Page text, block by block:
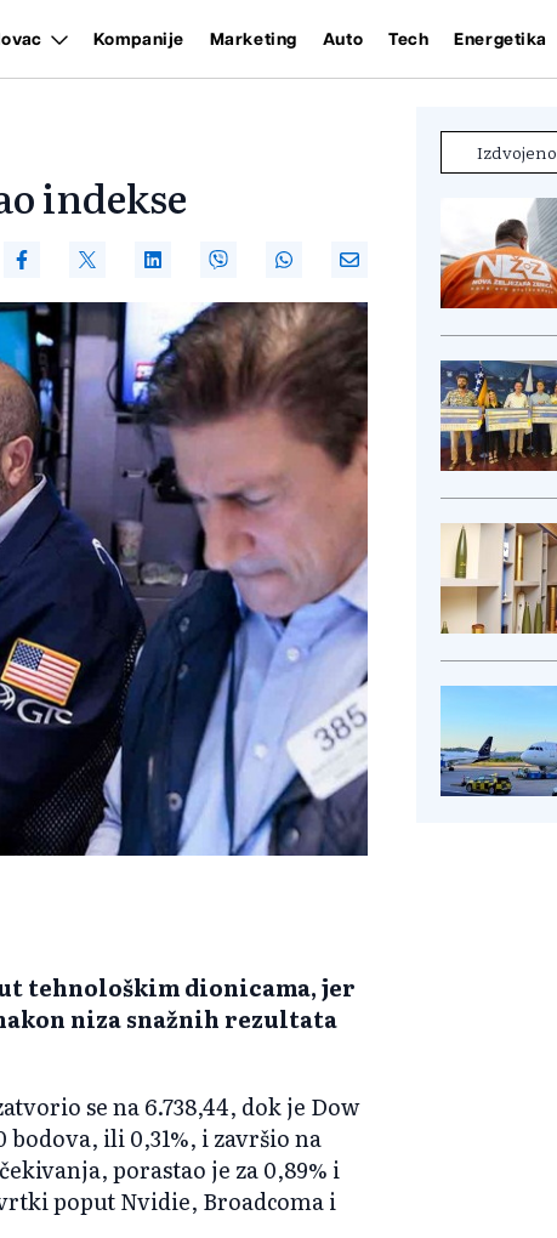
Kompanije Marketing Auto Tech Energetika
indekse
tehnološkim dionicama, jer
niza snažnih rezultata
se na 6.738,44, dok je Dow
ili 0,31%, i završio na
porastao je za 0,89% i
poput Nvidie, Broadcoma i
Izdvojeno